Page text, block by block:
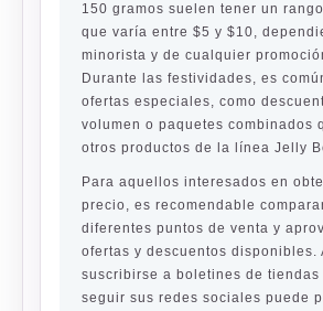
150 gramos suelen tener un
que varía entre $5 y $10,
minorista y de cualquier
Durante las festividades, es
ofertas especiales, como
volumen o paquetes combinados
otros productos de la línea Jelly
Para aquellos interesados en
precio, es recomendable
diferentes puntos de venta y
ofertas y descuentos disponibles.
suscribirse a boletines de
seguir sus redes sociales puede